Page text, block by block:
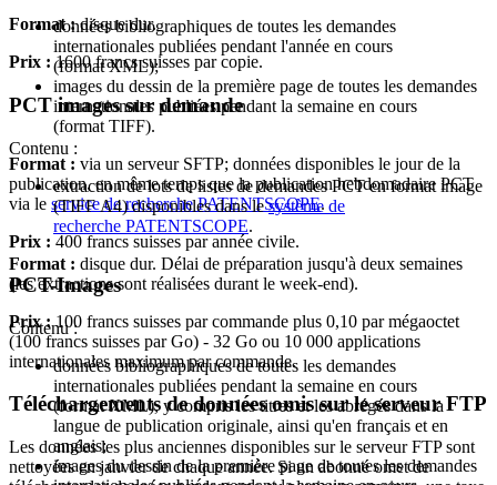
données bibliographiques de toutes les demandes
internationales publiées pendant l'année en cours
(format XML);
images du dessin de la première page de toutes les demandes
internationales publiées pendant la semaine en cours
(format TIFF).
Format : via un serveur SFTP; données disponibles le jour de la
publication, en même temps que la publication hebdomadaire PCT
via le service de recherche PATENTSCOPE.
Prix : 400 francs suisses par année civile.
PCT-Images
Contenu :
données bibliographiques de toutes les demandes
internationales publiées pendant la semaine en cours
(format XML), y compris les titres et les abrégés dans la
langue de publication originale, ainsi qu'en français et en
anglais;
images du dessin de la première page de toutes les demandes
Format :disque dur.
Prix :1600 francs suisses par copie.
PCT images sur demande
Contenu :
extraction de lots de listes de demandes PCT en format image
(TIFF A4) disponibles dans lesystème de
recherche PATENTSCOPE.
Format : disque dur. Délai de préparation jusqu'à deux semaines
(les extractions sont réalisées durant le week-end).
Prix :100 francs suisses par commande plus 0,10 par mégaoctet
(100 francs suisses par Go) - 32 Go ou 10 000 applications
internationales maximum par commande.
Téléchargements de données omis sur le serveur FTP
Les données les plus anciennes disponibles sur le serveur FTP sont
nettoyées en janvier de chaque année. Si un abonné omet de